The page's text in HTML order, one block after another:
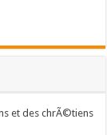
et des chrÃ©tiens